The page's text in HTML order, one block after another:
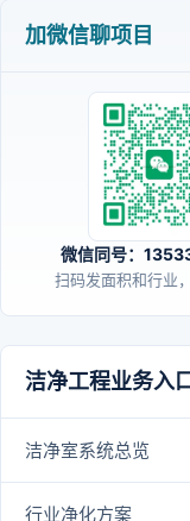
加微信聊项目
微信同号：
扫码发面积和行业
洁净工程业务入
洁净室系统总览
行业净化方案